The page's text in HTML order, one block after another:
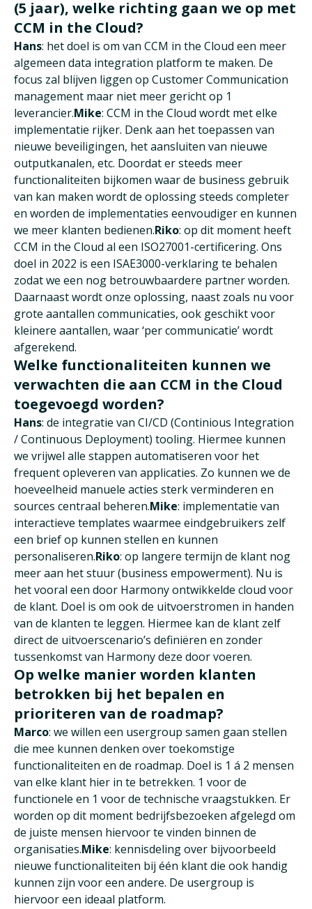
(5 jaar), welke richting gaan we op met
CCM in the Cloud?
Hans: het doel is om van CCM in the Cloud een meer
algemeen data integration platform te maken. De
focus zal blijven liggen op Customer Communication
management maar niet meer gericht op 1
leverancier.Mike: CCM in the Cloud wordt met elke
implementatie rijker. Denk aan het toepassen van
nieuwe beveiligingen, het aansluiten van nieuwe
outputkanalen, etc. Doordat er steeds meer
functionaliteiten bijkomen waar de business gebruik
van kan maken wordt de oplossing steeds completer
en worden de implementaties eenvoudiger en kunnen
we meer klanten bedienen.Riko: op dit moment heeft
CCM in the Cloud al een ISO27001-certificering. Ons
doel in 2022 is een ISAE3000-verklaring te behalen
zodat we een nog betrouwbaardere partner worden.
Daarnaast wordt onze oplossing, naast zoals nu voor
grote aantallen communicaties, ook geschikt voor
kleinere aantallen, waar ‘per communicatie’ wordt
afgerekend.
Welke functionaliteiten kunnen we
verwachten die aan CCM in the Cloud
toegevoegd worden?
Hans: de integratie van CI/CD (Continious Integration
/ Continuous Deployment) tooling. Hiermee kunnen
we vrijwel alle stappen automatiseren voor het
frequent opleveren van applicaties. Zo kunnen we de
hoeveelheid manuele acties sterk verminderen en
sources centraal beheren.Mike: implementatie van
interactieve templates waarmee eindgebruikers zelf
een brief op kunnen stellen en kunnen
personaliseren.Riko: op langere termijn de klant nog
meer aan het stuur (business empowerment). Nu is
het vooral een door Harmony ontwikkelde cloud voor
de klant. Doel is om ook de uitvoerstromen in handen
van de klanten te leggen. Hiermee kan de klant zelf
direct de uitvoerscenario’s definiëren en zonder
tussenkomst van Harmony deze door voeren.
Op welke manier worden klanten
betrokken bij het bepalen en
prioriteren van de roadmap?
Marco: we willen een usergroup samen gaan stellen
die mee kunnen denken over toekomstige
functionaliteiten en de roadmap. Doel is 1 á 2 mensen
van elke klant hier in te betrekken. 1 voor de
functionele en 1 voor de technische vraagstukken. Er
worden op dit moment bedrijfsbezoeken afgelegd om
de juiste mensen hiervoor te vinden binnen de
organisaties.Mike: kennisdeling over bijvoorbeeld
nieuwe functionaliteiten bij één klant die ook handig
kunnen zijn voor een andere. De usergroup is
hiervoor een ideaal platform.